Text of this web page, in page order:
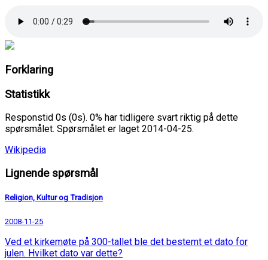
Forklaring
Statistikk
Responstid 0s (0s). 0% har tidligere svart riktig på dette
spørsmålet. Spørsmålet er laget 2014-04-25.
Wikipedia
Lignende spørsmål
Religion, Kultur og Tradisjon
2008-11-25
Ved et kirkemøte på 300-tallet ble det bestemt et dato for
julen. Hvilket dato var dette?